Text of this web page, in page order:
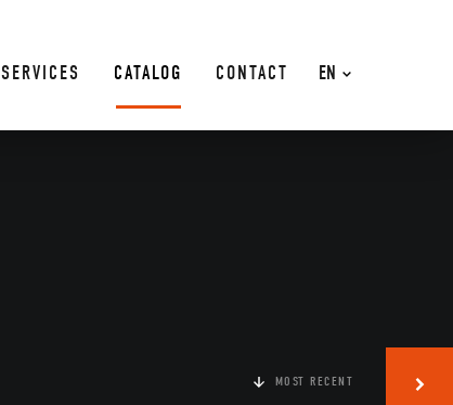
EN
SERVICES CATALOG CONTACT
MOST RECENT